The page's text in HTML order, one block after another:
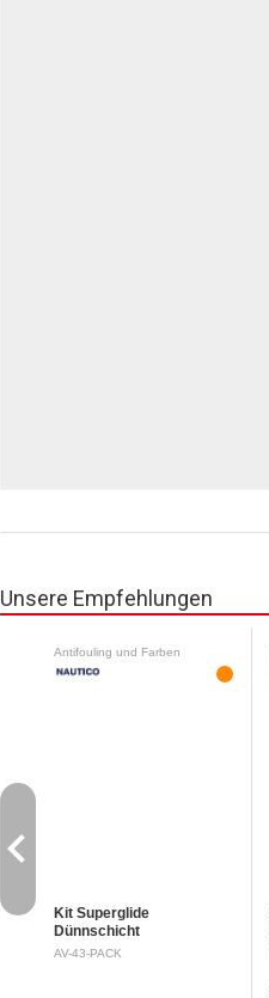
Unsere Empfehlungen
Antifouling und Farben
Kit Superglide
Dünnschicht
Bewuchsschutz
AV-43-PACK
navigate_before